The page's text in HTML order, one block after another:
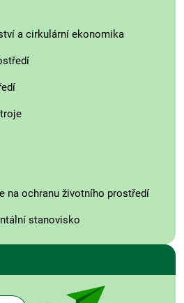
a cirkulární ekonomika
na ochranu životního prostředí
stanovisko